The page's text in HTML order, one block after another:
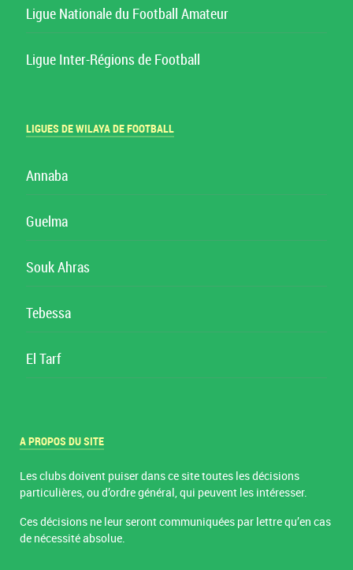
Ligue Nationale du Football Amateur
Ligue Inter-Régions de Football
LIGUES DE WILAYA DE FOOTBALL
Annaba
Guelma
Souk Ahras
Tebessa
El Tarf
A PROPOS DU SITE
Les clubs doivent puiser dans ce site toutes les décisions
particulières, ou d’ordre général, qui peuvent les intéresser.
Ces décisions ne leur seront communiquées par lettre qu’en cas
de nécessité absolue.